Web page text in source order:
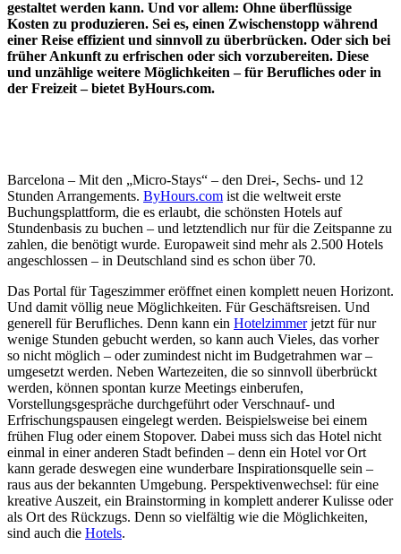
gestaltet werden kann. Und vor allem: Ohne überflüssige
Kosten zu produzieren. Sei es, einen Zwischenstopp während
einer Reise effizient und sinnvoll zu überbrücken. Oder sich bei
früher Ankunft zu erfrischen oder sich vorzubereiten. Diese
und unzählige weitere Möglichkeiten – für Berufliches oder in
der Freizeit – bietet ByHours.com.
Barcelona – Mit den „Micro-Stays“ – den Drei-, Sechs- und 12
Stunden Arrangements. ByHours.com ist die weltweit erste
Buchungsplattform, die es erlaubt, die schönsten Hotels auf
Stundenbasis zu buchen – und letztendlich nur für die Zeitspanne zu
zahlen, die benötigt wurde. Europaweit sind mehr als 2.500 Hotels
angeschlossen – in Deutschland sind es schon über 70.
Das Portal für Tageszimmereröffnet einen komplett neuen Horizont.
Und damit völlig neue Möglichkeiten. Für Geschäftsreisen. Und
generell für Berufliches. Denn kann ein Hotelzimmerjetzt für nur
wenige Stunden gebucht werden, so kann auch Vieles, das vorher
so nicht möglich – oder zumindest nicht im Budgetrahmen war –
umgesetzt werden. Neben Wartezeiten, die so sinnvoll überbrückt
werden, können spontan kurze Meetings einberufen,
Vorstellungsgespräche durchgeführt oder Verschnauf- und
Erfrischungspausen eingelegt werden. Beispielsweise bei einem
frühen Flug oder einem Stopover. Dabei muss sich das Hotel nicht
einmal in einer anderen Stadt befinden – denn ein Hotel vor Ort
kann gerade deswegen eine wunderbare Inspirationsquelle sein –
raus aus der bekannten Umgebung. Perspektivenwechsel: für eine
kreative Auszeit, ein Brainstorming in komplett anderer Kulisse oder
als Ort des Rückzugs. Denn so vielfältig wie die Möglichkeiten,
sind auch die Hotels.